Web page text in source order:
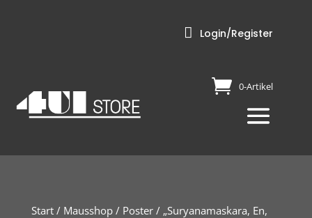
 Login/Register
0-Artikel
Start/ Mausshop/ Poster/ „Suryanamaskara, En,